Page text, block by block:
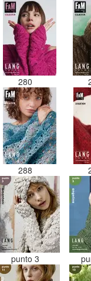
280
288
punto 3